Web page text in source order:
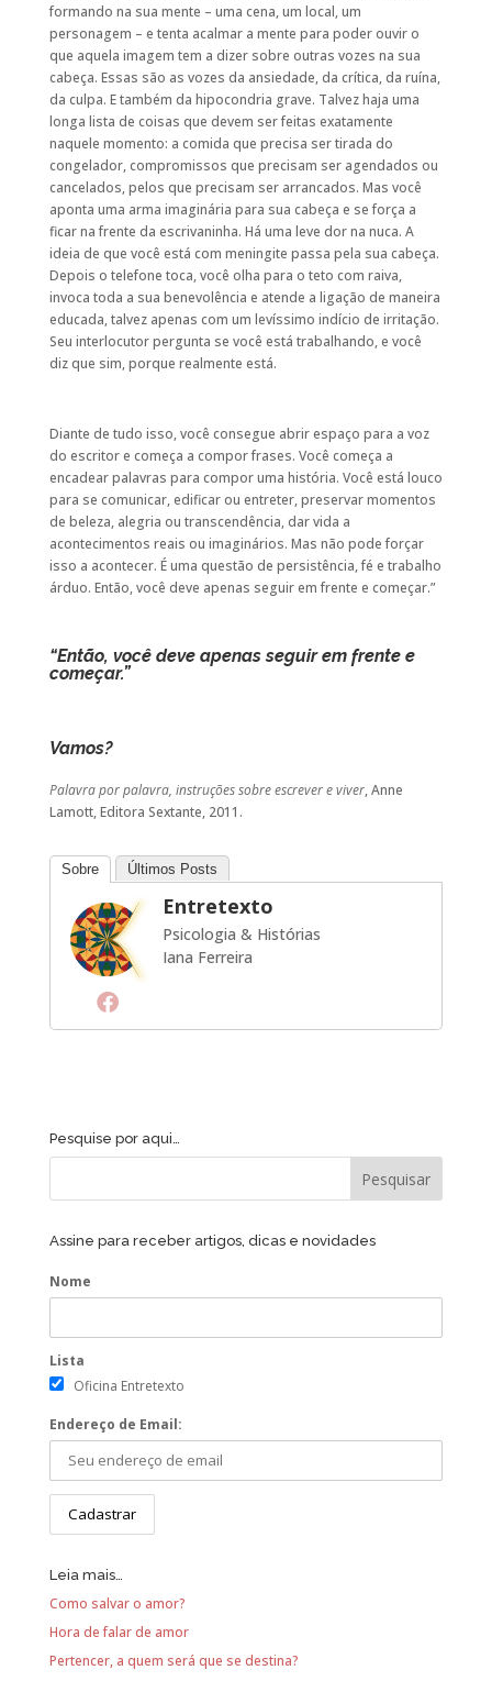
formando na sua mente – uma cena, um local, um
personagem – e tenta acalmar a mente para poder ouvir o
que aquela imagem tem a dizer sobre outras vozes na sua
cabeça. Essas são as vozes da ansiedade, da crítica, da ruína,
da culpa. E também da hipocondria grave. Talvez haja uma
longa lista de coisas que devem ser feitas exatamente
naquele momento: a comida que precisa ser tirada do
congelador, compromissos que precisam ser agendados ou
cancelados, pelos que precisam ser arrancados. Mas você
aponta uma arma imaginária para sua cabeça e se força a
ficar na frente da escrivaninha. Há uma leve dor na nuca. A
ideia de que você está com meningite passa pela sua cabeça.
Depois o telefone toca, você olha para o teto com raiva,
invoca toda a sua benevolência e atende a ligação de maneira
educada, talvez apenas com um levíssimo indício de irritação.
Seu interlocutor pergunta se você está trabalhando, e você
diz que sim, porque realmente está.
Diante de tudo isso, você consegue abrir espaço para a voz
do escritor e começa a compor frases. Você começa a
encadear palavras para compor uma história. Você está louco
para se comunicar, edificar ou entreter, preservar momentos
de beleza, alegria ou transcendência, dar vida a
acontecimentos reais ou imaginários. Mas não pode forçar
isso a acontecer. É uma questão de persistência, fé e trabalho
árduo. Então, você deve apenas seguir em frente e começar.”
“Então, você deve apenas seguir em frente e
começar.”
Vamos?
Palavra por palavra, instruções sobre escrever e viver, Anne
Lamott, Editora Sextante, 2011.
Sobre Últimos Posts
Entretexto
Psicologia & Histórias
Iana Ferreira
Pesquise por aqui…
Assine para receber artigos, dicas e novidades
Nome
Lista
Oficina Entretexto
Endereço de Email:
Leia mais…
Como salvar o amor?
Hora de falar de amor
Pertencer, a quem será que se destina?